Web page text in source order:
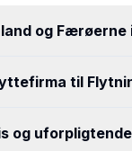
og
til
og